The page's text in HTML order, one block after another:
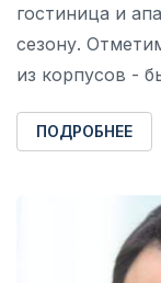
гостиница и
сезону.
из корпусов -
ПОДРОБНЕЕ